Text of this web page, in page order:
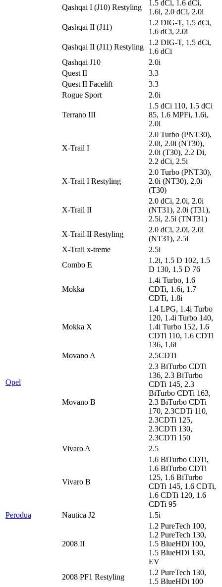
Qashqai I (J10) Restyling
1.5 dCi, 1.6 dCi,
1.6i, 2.0 dCi, 2.0i
Qashqai II (J11)
1.2 DIG-T, 1.5 dCi,
1.6 dCi, 2.0i
Qashqai II (J11) Restyling
1.2 DIG-T, 1.5 dCi,
1.6 dCi
Qashqai J10
2.0i
Quest II
3.3
Quest II Facelift
3.3
Rogue Sport
2.0i
Terrano III
1.5 dCi 110, 1.5 dCi
85, 1.6 MPFi, 1.6i,
2.0i
X-Trail I
2.0 Turbo (PNT30),
2.0i, 2.0i (NT30),
2.0i (T30), 2.2 Di,
2.2 dCi, 2.5i
X-Trail I Restyling
2.0 Turbo (PNT30),
2.0i (NT30), 2.0i
(T30)
X-Trail II
2.0 dCi, 2.0i, 2.0i
(NT31), 2.0i (T31),
2.5i, 2.5i (TNT31)
X-Trail II Restyling
2.0 dCi, 2.0i, 2.0i
(NT31), 2.5i
X-Trail x-treme
2.5i
Opel
Combo E
1.2i, 1.5 D 102, 1.5
D 130, 1.5 D 76
Mokka
1.4i Turbo, 1.6
CDTi, 1.6i, 1.7
CDTi, 1.8i
Mokka X
1.4 LPG, 1.4i Turbo
120, 1.4i Turbo 140,
1.4i Turbo 152, 1.6
CDTi 110, 1.6 CDTi
136, 1.6i
Movano A
2.5CDTi
Movano B
2.3 BiTurbo CDTi
136, 2.3 BiTurbo
CDTi 145, 2.3
BiTurbo CDTi 163,
2.3 BiTurbo CDTi
170, 2.3CDTi 110,
2.3CDTi 125,
2.3CDTi 130,
2.3CDTi 150
Vivaro A
2.5
Vivaro B
1.6 BiTurbo CDTi,
1.6 BiTurbo CDTi
125, 1.6 BiTurbo
CDTi 145, 1.6 CDTi,
1.6 CDTi 120, 1.6
CDTi 95
Perodua
Nautica J2 1.5i
2008 II
1.2 PureTech 100,
1.2 PureTech 130,
1.5 BlueHDi 100,
1.5 BlueHDi 130,
EV
2008 PF1 Restyling
1.2 PureTech 130,
1.5 BlueHDi 100